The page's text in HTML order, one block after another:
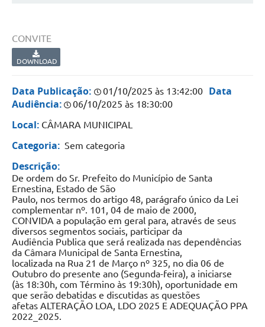
CONVITE
DOWNLOAD
Data Publicação: 01/10/2025 às 13:42:00
Data
Audiência:
06/10/2025 às 18:30:00
Local: CÂMARA MUNICIPAL
Categoria: Sem categoria
Descrição:
De ordem do Sr. Prefeito do Município de Santa
Ernestina, Estado de São
Paulo, nos termos do artigo 48, parágrafo único da Lei
complementar nº. 101, 04 de maio de 2000,
CONVIDA a população em geral para, através de seus
diversos segmentos sociais, participar da
Audiência Publica que será realizada nas dependências
da Câmara Municipal de Santa Ernestina,
localizada na Rua 21 de Março nº 325, no dia 06 de
Outubro do presente ano (Segunda-feira), a iniciarse
(às 18:30h, com Término às 19:30h), oportunidade em
que serão debatidas e discutidas as questões
afetas ALTERAÇÃO LOA, LDO 2025 E ADEQUAÇÃO PPA
2022_2025.